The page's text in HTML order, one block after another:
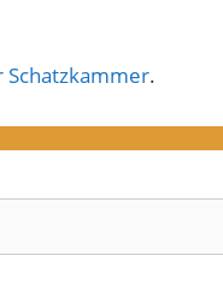
Schatzkammer.